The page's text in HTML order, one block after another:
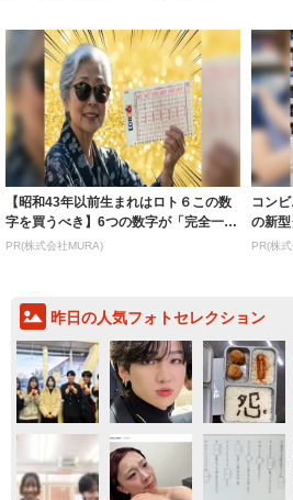
【昭和43年以前生まれはロト６この数
字を買うべき】6つの数字が「完全一
致」する方...
PR(株式会社MURA)
コン
の新
PR(株
昨日の人気フォトセレクション